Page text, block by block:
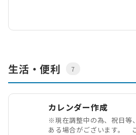
生活・便利 7
カレンダー作成
※現在調整中の為、祝日等
ある場合がございます。